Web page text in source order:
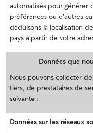
automatisés pour générer
préférences ou d'autres
déduisons la localisation
pays à partir de votre
Données que
Nous pouvons collecter
tiers, de prestataires de
suivante :
Données sur les réseaux